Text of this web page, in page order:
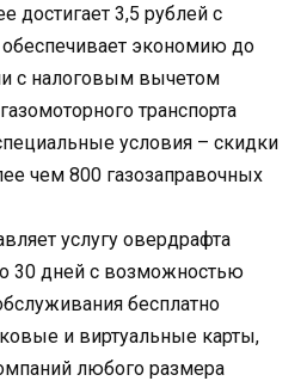
достигает 3,5 рублей с
обеспечивает экономию до
с налоговым вычетом
транспорта
условия – скидки
чем 800 газозаправочных
услугу овердрафта
30 дней с возможностью
бесплатно
и виртуальные карты,
любого размера